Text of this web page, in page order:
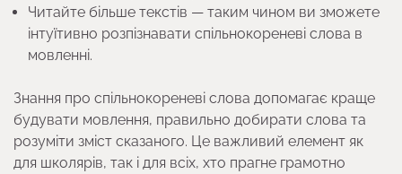
Читайте більше текстів — таким чином ви зможете
інтуїтивно розпізнавати спільнокореневі слова в
мовленні.
Знання про спільнокореневі слова допомагає краще
будувати мовлення, правильно добирати слова та
розуміти зміст сказаного. Це важливий елемент як
для школярів, так і для всіх, хто прагне грамотно